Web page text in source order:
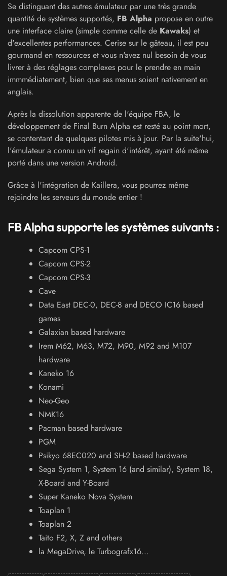
Se distinguant des autres émulateur par une très grande
quantité de systèmes supportés, FB Alpha propose en outre
une interface claire (simple comme celle de Kawaks) et
d'excellentes performances. Cerise sur le gâteau, il est peu
gourmand en ressources et vous n'avez nul besoin de vous
livrer à des réglages complexes pour le prendre en main
immmédiatement, bien que ses menus soient nativement en
anglais.
Après la dissolution apparente de l'équipe FBA, le
développement de Final Burn Alpha est resté au point mort,
se contentant de quelques pilotes mis à jour. Par la suite'hui,
l'émulateur a connu un vif regain d'intérêt, ayant été même
porté dans une version Android.
Grâce à l'intégration de Kaillera, vous pourrez même
rejoindre les serveurs du monde entier !
FB Alpha supporte les systèmes suivants :
Capcom CPS-1
Capcom CPS-2
Capcom CPS-3
Cave
Data East DEC-0, DEC-8 and DECO IC16 based
games
Galaxian based hardware
Irem M62, M63, M72, M90, M92 and M107
hardware
Kaneko 16
Konami
Neo-Geo
NMK16
Pacman based hardware
PGM
Psikyo 68EC020 and SH-2 based hardware
Sega System 1, System 16 (and similar), System 18,
X-Board and Y-Board
Super Kaneko Nova System
Toaplan 1
Toaplan 2
Taito F2, X, Z and others
la MegaDrive, le Turbografx16...